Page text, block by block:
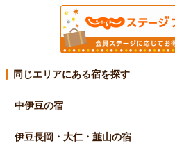
同じエリアにある宿を探す
中伊豆の宿
伊豆長岡・大仁・韮山の宿